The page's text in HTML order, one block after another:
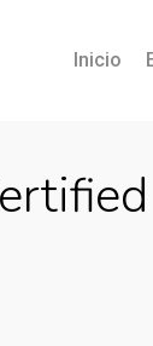
Inicio